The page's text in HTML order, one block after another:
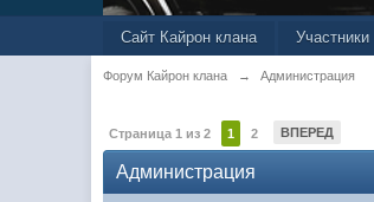
Сайт Кайрон клана Участники
Форум Кайрон клана → Администрация
Страница 1 из 2 1 2 ВПЕРЕД
Администрация